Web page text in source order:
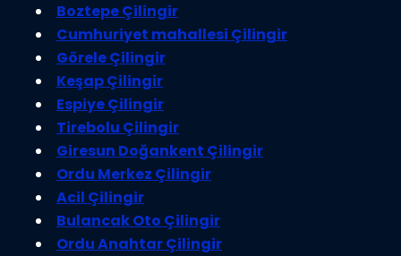
Boztepe Çilingir
Cumhuriyet mahallesi Çilingir
Görele Çilingir
Keşap Çilingir
Espiye Çilingir
Tirebolu Çilingir
Giresun Doğankent Çilingir
Ordu Merkez Çilingir
Acil Çilingir
Bulancak Oto Çilingir
Ordu Anahtar Çilingir